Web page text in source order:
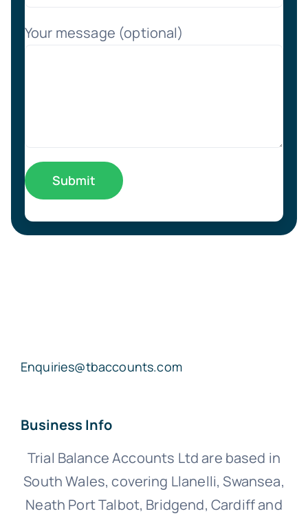
Your message (optional)
Enquiries@tbaccounts.com
Business Info
Trial Balance Accounts Ltd are based in
South Wales, covering Llanelli, Swansea,
Neath Port Talbot, Bridgend, Cardiff and